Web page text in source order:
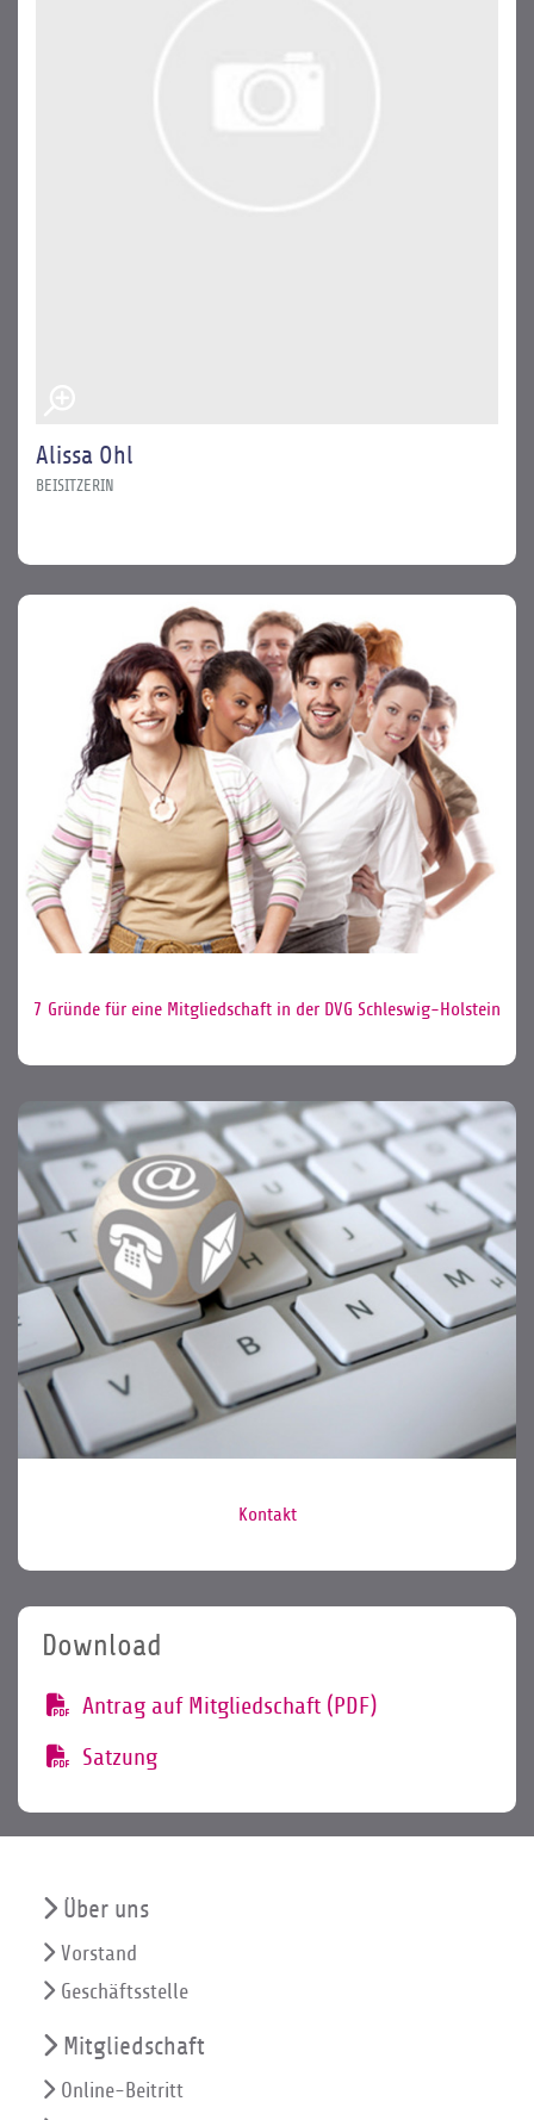
Alissa Ohl
BEISITZERIN
7 Gründe für eine Mitgliedschaft in der DVG Schleswig-Holstein
Kontakt
Download
Antrag auf Mitgliedschaft (PDF)
Satzung
Über uns
Vorstand
Geschäftsstelle
Mitgliedschaft
Online-Beitritt